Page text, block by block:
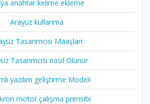
anahtar kelime ekleme
Arayüz kullanma
Tasarımcısı Maaşları
Tasarımcısı nasıl Olunur
yazılım geliştirme Modeli
motor çalışma prensibi